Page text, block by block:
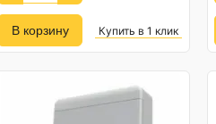
Купить в 1 клик